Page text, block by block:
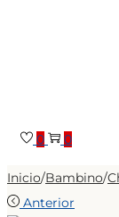
0 0
Inicio/Bambino/
Anterior